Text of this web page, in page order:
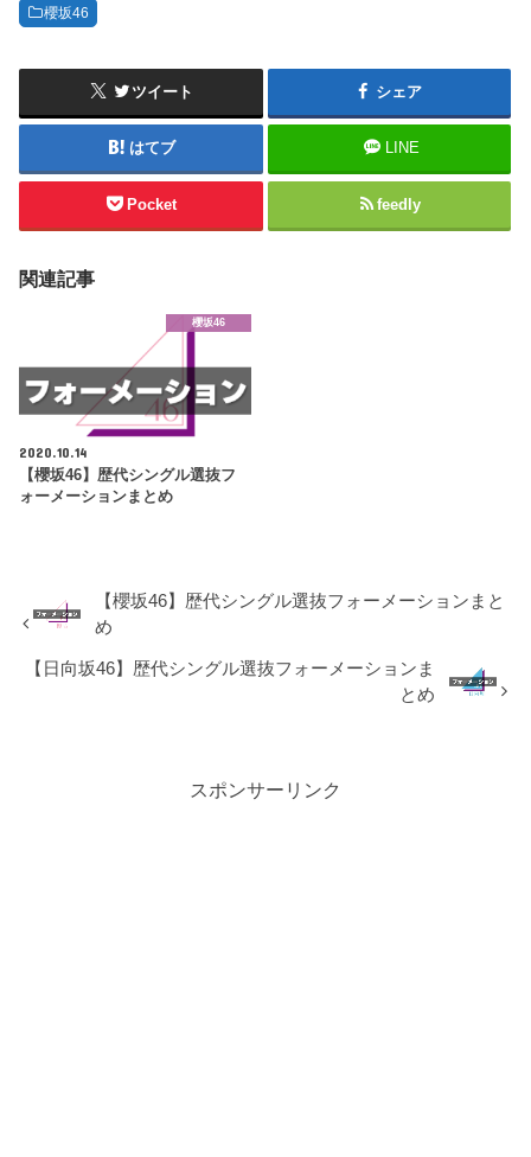
櫻坂46
ツイート シェア
はてブ LINE
Pocket feedly
関連記事
櫻坂46
2020.10.14
【櫻坂46】歴代シングル選抜フ
ォーメーションまとめ
【櫻坂46】歴代シングル選抜フォーメーションまと
め
【日向坂46】歴代シングル選抜フォーメーションま
とめ
スポンサーリンク